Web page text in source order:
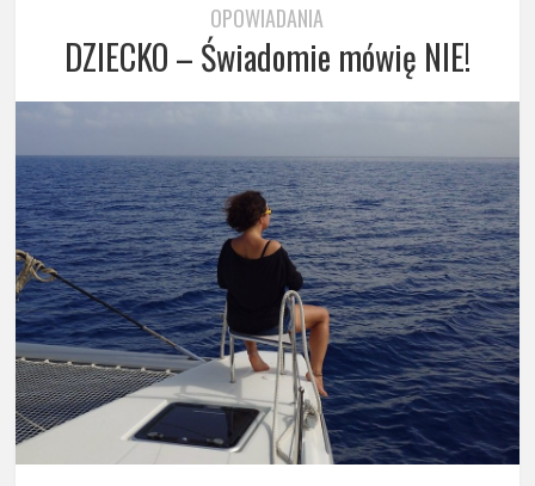
OPOWIADANIA
DZIECKO – Świadomie mówię NIE!